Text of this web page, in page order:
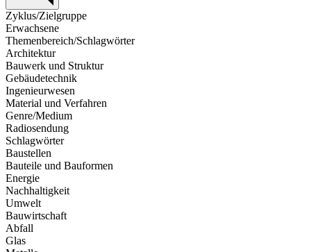
Zyklus/Zielgruppe
Erwachsene
Themenbereich/Schlagwörter
Architektur
Bauwerk und Struktur
Gebäudetechnik
Ingenieurwesen
Material und Verfahren
Genre/Medium
Radiosendung
Schlagwörter
Baustellen
Bauteile und Bauformen
Energie
Nachhaltigkeit
Umwelt
Bauwirtschaft
Abfall
Glas